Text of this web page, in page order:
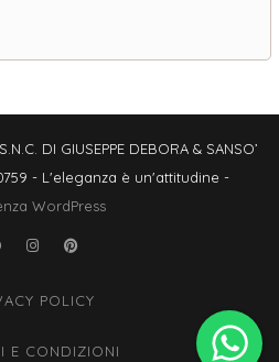
DI GIUSEPPE DEBORA & SANSO’
- L'eleganza è un'attitudine -
WordPress
FacebookInstagramPinterest
POLICY
E CONDIZIONI